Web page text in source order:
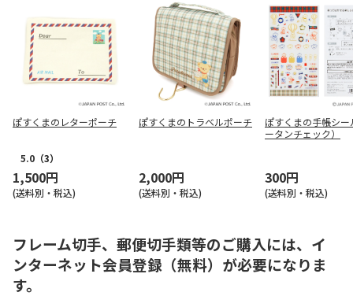
ぽすくまのレターポーチ
5.0 （3）
1,500円
(送料別・税込)
ぽすくまのトラベルポーチ
2,000円
(送料別・税込)
ぽすくまの手帳シー
ータンチェック）
300円
(送料別・税込)
フレーム切手、郵便切手類等のご購入には、イ
ンターネット会員登録（無料）が必要になりま
す。